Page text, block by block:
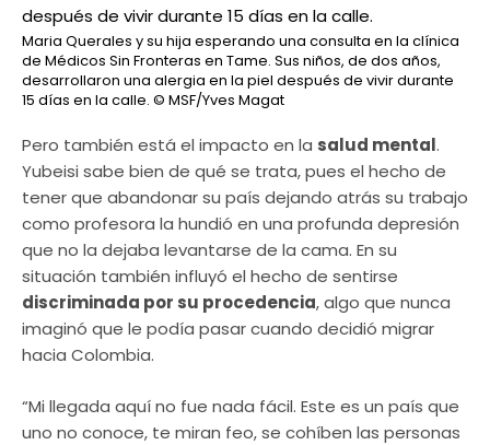
Maria Querales y su hija esperando una consulta en la clínica
de Médicos Sin Fronteras en Tame. Sus niños, de dos años,
desarrollaron una alergia en la piel después de vivir durante
15 días en la calle. © MSF/Yves Magat
Pero también está el impacto en la salud mental.
Yubeisi sabe bien de qué se trata, pues el hecho de
tener que abandonar su país dejando atrás su trabajo
como profesora la hundió en una profunda depresión
que no la dejaba levantarse de la cama. En su
situación también influyó el hecho de sentirse
discriminada por su procedencia, algo que nunca
imaginó que le podía pasar cuando decidió migrar
hacia Colombia.
“Mi llegada aquí no fue nada fácil. Este es un país que
uno no conoce, te miran feo, se cohíben las personas